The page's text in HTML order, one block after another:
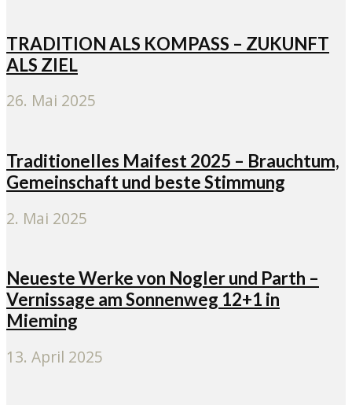
TRADITION ALS KOMPASS – ZUKUNFT
ALS ZIEL
26. Mai 2025
Traditionelles Maifest 2025 – Brauchtum,
Gemeinschaft und beste Stimmung
2. Mai 2025
Neueste Werke von Nogler und Parth –
Vernissage am Sonnenweg 12+1 in
Mieming
13. April 2025